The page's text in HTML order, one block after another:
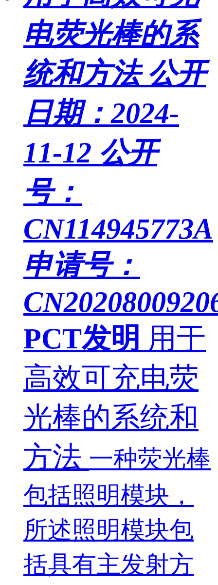
电荧光棒的系
统和方法 公开
日期：2024-
11-12 公开
号：
CN114945773A
申请号：
PCT发明 用于
高效可充电荧
光棒的系统和
方法 一种荧光棒
包括照明模块，
所述照明模块包
括具有主发射方